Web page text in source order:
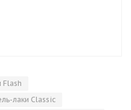
Flash
лаки Classic